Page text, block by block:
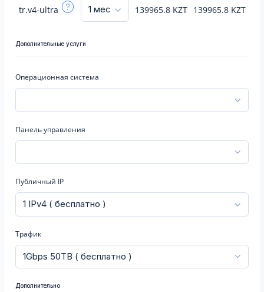
tr.v4-ultra 139965.8 KZT 139965.8 KZT
Дополнительные услуги
Операционная система
Панель управления
Публичный IP
Трафик
Дополнительно